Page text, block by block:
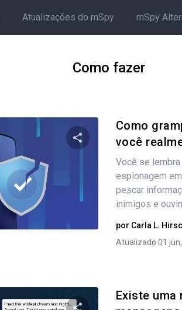
Atualizações do mSpy mSpy
Como fazer
Compartilhe este
Como
você
Você se
espionagem
pescar
inimigos e
por Carla L.
Atualizado 01
Existe uma